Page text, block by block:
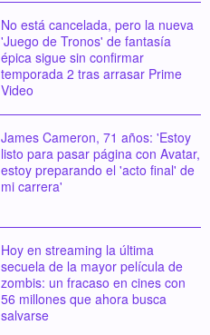
No está cancelada, pero la nueva
'Juego de Tronos' de fantasía
épica sigue sin confirmar
temporada 2 tras arrasar Prime
Video
James Cameron, 71 años: 'Estoy
listo para pasar página con Avatar,
estoy preparando el 'acto final' de
mi carrera'
Hoy en streaming la última
secuela de la mayor película de
zombis: un fracaso en cines con
56 millones que ahora busca
salvarse